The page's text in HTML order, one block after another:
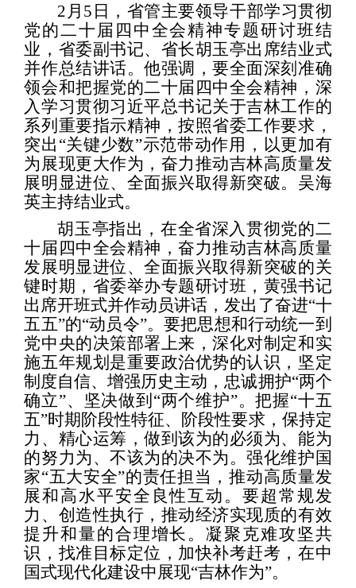
2月5日，省管主要领导干部学习贯彻
党的二十届四中全会精神专题研讨班结
业，省委副书记、省长胡玉亭出席结业式
并作总结讲话。他强调，要全面深刻准确
领会和把握党的二十届四中全会精神，深
入学习贯彻习近平总书记关于吉林工作的
系列重要指示精神，按照省委工作要求，
突出“关键少数”示范带动作用，以更加有
为展现更大作为，奋力推动吉林高质量发
展明显进位、全面振兴取得新突破。吴海
英主持结业式。
胡玉亭指出，在全省深入贯彻党的二
十届四中全会精神，奋力推动吉林高质量
发展明显进位、全面振兴取得新突破的关
键时期，省委举办专题研讨班，黄强书记
出席开班式并作动员讲话，发出了奋进“十
五五”的“动员令”。要把思想和行动统一到
党中央的决策部署上来，深化对制定和实
施五年规划是重要政治优势的认识，坚定
制度自信、增强历史主动，忠诚拥护“两个
确立”、坚决做到“两个维护”。把握“十五
五”时期阶段性特征、阶段性要求，保持定
力、精心运筹，做到该为的必须为、能为
的努力为、不该为的决不为。强化维护国
家“五大安全”的责任担当，推动高质量发
展和高水平安全良性互动。要超常规发
力、创造性执行，推动经济实现质的有效
提升和量的合理增长。凝聚克难攻坚共
识，找准目标定位，加快补考赶考，在中
国式现代化建设中展现“吉林作为”。